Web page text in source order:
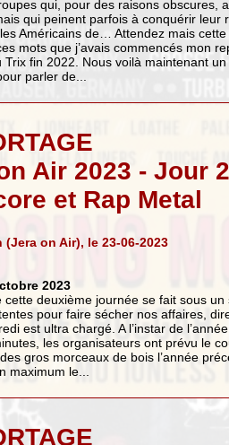
qui, pour des raisons obscures,
qui peinent parfois à conquérir
Américains de… Attendez mais
mots que j’avais commencés mon
Trix fin 2022. Nous voilà maintenant
parler de...
Air 2023 - Jour
et Rap Metal
(Jera on Air), le 23-06-2023
2023
cette deuxième journée se fait sous
pour faire sécher nos affaires,
est ultra chargé. A l’instar de
les organisateurs ont prévu le
gros morceaux de bois l’année
maximum le...